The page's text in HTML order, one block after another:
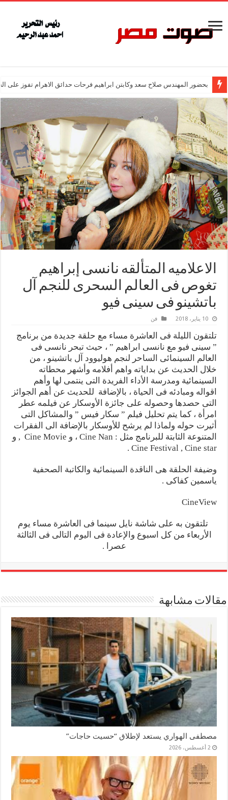
بحضور المهندس صلاح سعد وكابتن ابراهيم فرحات حدائق الاهرام تفوز على
الاعلاميه المتألقه نانسى إبراهيم
تغوص فى العالم السحرى للنجم آل
باتشينو فى سينى فيو
10 يناير، 2018 فن
تلتقون الليلة فى العاشرة مساء مع حلقة جديدة من برنامج
” سينى فيو مع نانسى ابراهيم ” ، حيث تبحر نانسى فى
العالم السينمائى الساحر لنجم هوليوود آل باتشينو ، من
خلال الحديث عن بداياته واهم أفلامه وأشهر محطاته
السينمائية ومدرسة الأداء الفريدة التى ينتمى لها وأهم
اقواله ومبادئه فى الحياة ، بالإضافة للحديث عن أهم الجوائز
التى حصدها وحصوله على جائزة الأوسكار عن فيلمه عطر
امرأة ، كما يتم تحليل فيلم ” سكار فيس ” والمشاكل التى
أثيرت حوله ولماذا لم يرشح للأوسكار بالإضافة الى الفقرات
المتنوعة الثابتة للبرنامج مثل : Cine Nan ، و Cine Movie , و
Cine Festival , Cine star .
وضيفة الحلقة هى الناقدة السينمائية والكاتبة الصحفية
ياسمين كفاكى .
CineView
تلتقون به على شاشة نايل سينما فى العاشرة مساء يوم
الأربعاء من كل اسبوع والإعادة فى اليوم التالى فى الثالثة
عصرا .
مقالات مشابهة
مصطفى الهواري يستعد لإطلاق “حسيت حاجات”
2 أغسطس، 2026